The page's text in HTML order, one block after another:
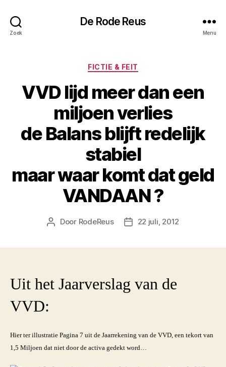
Zoek
De Rode Reus
Menu
Categorieën
FICTIE & FEIT
VVD lijd meer dan een
miljoen verlies
de Balans blijft redelijk
stabiel
maar waar komt dat geld
VANDAAN ?
Berichtauteur
Door RodeReus Berichtdatum
22 juli, 2012
Uit het Jaarverslag van de
VVD:
Hier ter illustratie Pagina 7 uit de Jaarrekening van de VVD, een tekort van
1,5 Miljoen dat niet door de activa gedekt word…